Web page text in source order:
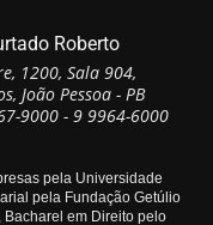
Roberto
1200, Sala 904,
João Pessoa - PB
9000 - 9 9964-6000
pela Universidade
pela Fundação Getúlio
Bacharel em Direito pelo